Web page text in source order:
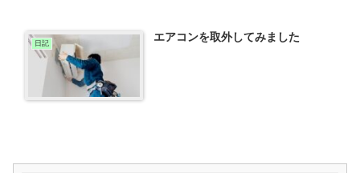
日記 エアコンを取外してみました